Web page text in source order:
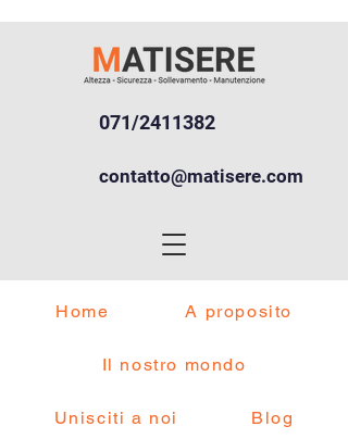
071/2411382
contatto@matisere.com
Home A proposito
Il nostro mondo
Unisciti a noi Blog